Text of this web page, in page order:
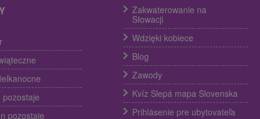
pozostaje
pozostaje
Zakwaterowanie na
Słowacji
Wdzięki kobiece
Blog
Zawody
Kvíz Slepá mapa Slovenska
Prihlásenie pre ubytovateľa